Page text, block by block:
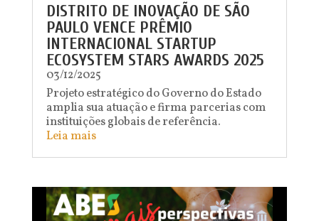
DISTRITO DE INOVAÇÃO DE SÃO
PAULO VENCE PRÊMIO
INTERNACIONAL STARTUP
ECOSYSTEM STARS AWARDS 2025
03/12/2025
Projeto estratégico do Governo do Estado
amplia sua atuação e firma parcerias com
instituições globais de referência.
Leia mais